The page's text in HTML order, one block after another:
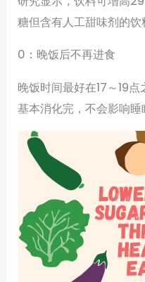
糖但含有人工甜味剂的饮
0：晚饭后不再进食
晚饭时间最好在17～19
基本消化完，不会影响睡